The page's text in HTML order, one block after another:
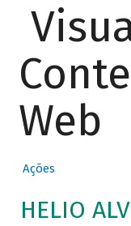
Web
Ações
HELIO